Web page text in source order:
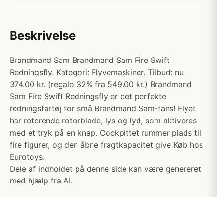
Beskrivelse
Brandmand Sam Brandmand Sam Fire Swift
Redningsfly. Kategori: Flyvemaskiner. Tilbud: nu
374.00 kr. (regalo 32% fra 549.00 kr.) Brandmand
Sam Fire Swift Redningsfly er det perfekte
redningsfartøj for små Brandmand Sam-fans! Flyet
har roterende rotorblade, lys og lyd, som aktiveres
med et tryk på en knap. Cockpittet rummer plads til
fire figurer, og den åbne fragtkapacitet give Køb hos
Eurotoys.
Dele af indholdet på denne side kan være genereret
med hjælp fra AI.